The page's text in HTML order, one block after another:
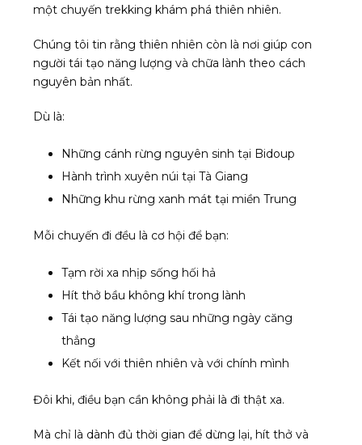
một chuyến trekking khám phá thiên nhiên.
Chúng tôi tin rằng thiên nhiên còn là nơi giúp con
người tái tạo năng lượng và chữa lành theo cách
nguyên bản nhất.
Dù là:
Những cánh rừng nguyên sinh tại Bidoup
Hành trình xuyên núi tại Tà Giang
Những khu rừng xanh mát tại miền Trung
Mỗi chuyến đi đều là cơ hội để bạn:
Tạm rời xa nhịp sống hối hả
Hít thở bầu không khí trong lành
Tái tạo năng lượng sau những ngày căng
thẳng
Kết nối với thiên nhiên và với chính mình
Đôi khi, điều bạn cần không phải là đi thật xa.
Mà chỉ là dành đủ thời gian để dừng lại, hít thở và